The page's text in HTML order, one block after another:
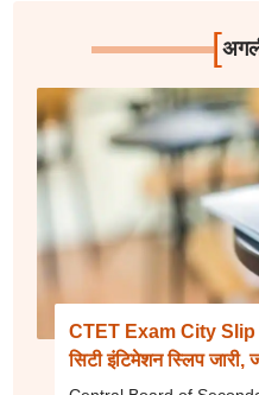
[
CTET Exam City Slip
सिटी इंटिमेशन स्लिप जारी,